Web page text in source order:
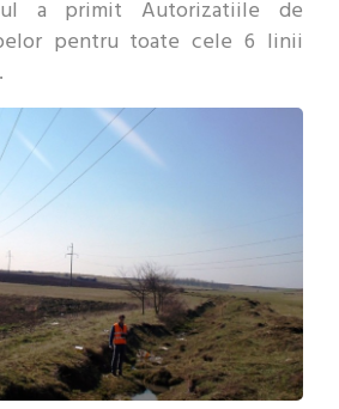
a primit Autorizatiile de
pentru toate cele 6 linii